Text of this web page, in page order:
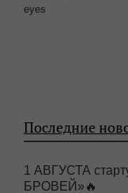
eyes
Последние
1 АВГУСТА
БРОВЕЙ»🔥